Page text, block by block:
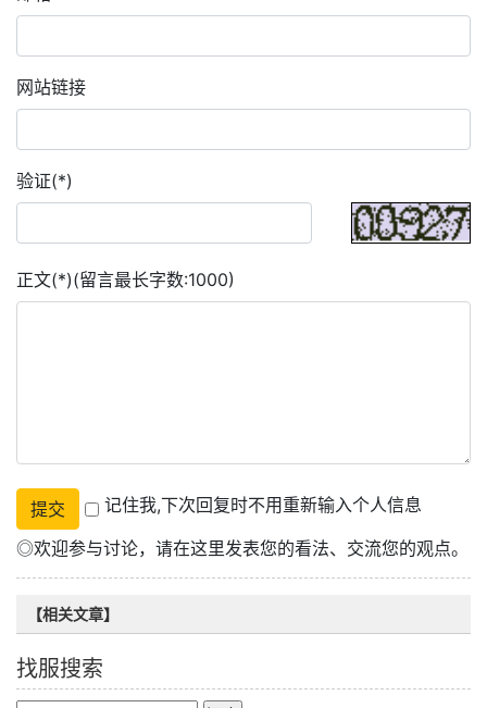
网站链接
验证(*)
正文(*)(留言最长字数:1000)
记住我,下次回复时不用重新输入个人信息
◎欢迎参与讨论，请在这里发表您的看法、交流您的观点。
【相关文章】
找服搜索